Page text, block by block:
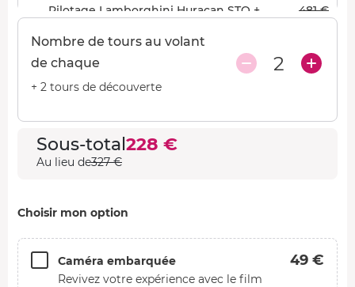
Pilotage Lamborghini Huracan STO +
481 €
Nombre de tours au volant
de chaque
+ 2 tours de découverte
2
Sous-total228 €
Au lieu de327 €
Choisir mon option
Caméra embarquée
Revivez votre expérience avec le film
49 €